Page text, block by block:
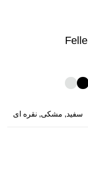
سفید, مشکی, نقره ای